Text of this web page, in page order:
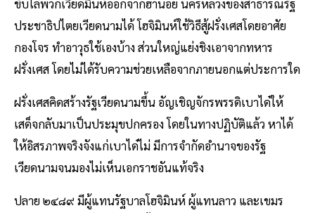
ขับไล่พวกเวียดมินห์ออกจากฮานอย นครหลวงของสาธารณรัฐ
ประชาธิปไตยเวียดนามได้ โฮจิมินห์ใช้วิธีสู้ฝรั่งเศสโดยอาศัย
กองโจร ทำอาวุธใช้เองบ้าง ส่วนใหญ่แย่งชิงเอาจากทหาร
ฝรั่งเศส โดยไม่ได้รับความช่วยเหลือจากภายนอกแต่ประการใด
ฝรั่งเศสคิดสร้างรัฐเวียดนามขึ้น อัญเชิญจักรพรรดิเบาได๋ให้
เสด็จกลับมาเป็นประมุขปกครอง โดยในทางปฏิบัติแล้ว หาได้
ให้อิสรภาพจริงจังแก่เบาได๋ไม่ มีการจำกัดอำนาจของรัฐ
เวียดนามจนมองไม่เห็นเอกราชอันแท้จริง
ปลาย ๒๔๘๙ มีผู้แทนรัฐบาลโฮจิมินห์ ผู้แทนลาว และเขมร